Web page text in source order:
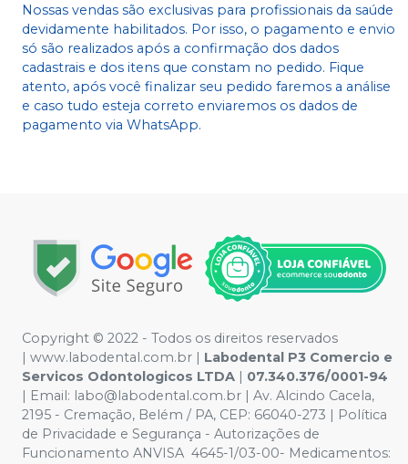
Nossas vendas são exclusivas para profissionais da saúde
devidamente habilitados. Por isso, o pagamento e envio
só são realizados após a confirmação dos dados
cadastrais e dos itens que constam no pedido. Fique
atento, após você finalizar seu pedido faremos a análise
e caso tudo esteja correto enviaremos os dados de
pagamento via WhatsApp.
Copyright © 2022 - Todos os direitos reservados
| www.labodental.com.br | Labodental P3 Comercio e
Servicos Odontologicos LTDA | 07.340.376/0001-94
| Email: labo@labodental.com.br | Av. Alcindo Cacela,
2195 - Cremação, Belém / PA, CEP: 66040-273 | Política
de Privacidade e Segurança - Autorizações de
Funcionamento ANVISA 4645-1/03-00- Medicamentos: